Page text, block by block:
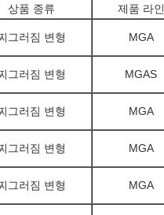
상품 종류 제품 라인
그러짐 변형 MGA
그러짐 변형 MGAS
그러짐 변형 MGA
그러짐 변형 MGA
그러짐 변형 MGA